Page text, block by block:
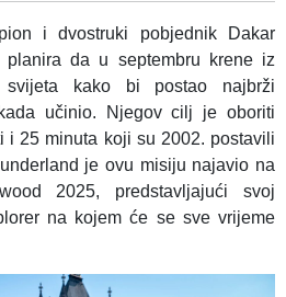
i dvostruki pobjednik Dakar
planira da u septembru krene iz
kako bi postao najbrži
učinio. Njegov cilj je oboriti
i 25 minuta koji su 2002. postavili
je ovu misiju najavio na
2025, predstavljajući svoj
na kojem će se sve vrijeme